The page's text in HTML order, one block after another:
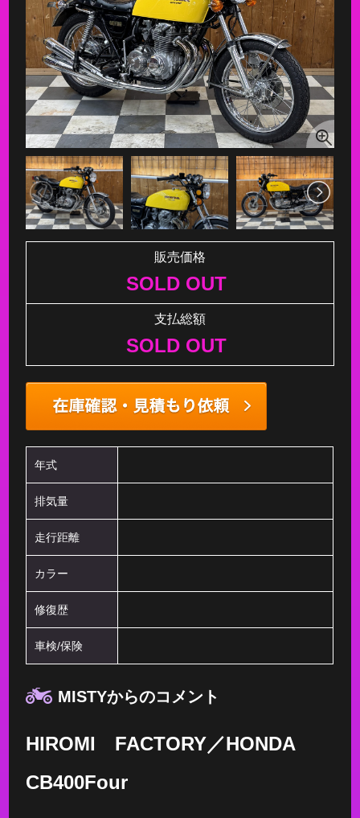
販売価格
SOLD OUT
支払総額
SOLD OUT
年式
排気量
走行距離
カラー
修復歴
車検/保険
MISTYからのコメント
HIROMI FACTORY／HONDA
CB400Four